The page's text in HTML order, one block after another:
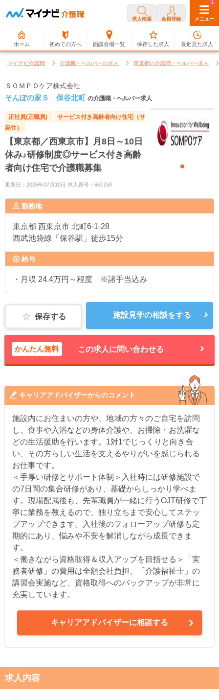
求人検索 会員登録 メニュー
ホーム 初めての方へ 面談会場一覧
0
保存した求人
1
最近見た求人
マイナビ介護職 介護職・ヘルパーの求人 東京都の介護職・ヘルパー求人
ＳＯＭＰＯケア株式会社
そんぽの家Ｓ 保谷北町 の介護職・ヘルパー求人
正社員(正職員)
サービス付き高齢者向け住宅（サ
高住）
【東京都／西東京市】月8日～10日
休み♪研修制度◎サービス付き高齢
者向け住宅で介護職募集
更新日：2026年07月10日 求人番号：661750
勤務地
東京都 西東京市 北町6-1-28
西武池袋線「保谷駅」徒歩15分
給与
・月収 24.4万円～程度 ※諸手当込み
保存する 施設見学の相談をする
かんたん無料 この求人に問い合わせる
キャリアアドバイザーからのコメント
施設内にお住まいの方や、地域の方々のご自宅を訪問
し、食事や入浴などの身体介護や、お掃除・お洗濯な
どの生活援助を行います。1対1でじっくりと向き合
い、その方らしい生活を支えるやりがいを感じられる
お仕事です。
＜手厚い研修とサポート体制＞入社時には研修施設で
の7日間の集合研修があり、基礎からしっかり学べま
す。現場配属後も、先輩職員が一緒に行うOJT研修で丁
寧に業務を教えるので、独り立ちまで安心してステッ
プアップできます。入社後のフォローアップ研修も定
期的にあり、悩みや不安を解消しながら成長できま
す。
＜働きながら資格取得＆収入アップを目指せる＞「実
務者研修」の費用は全額会社負担、「介護福祉士」の
講習会実施など、資格取得へのバックアップが非常に
充実しています。
キャリアアドバイザーに相談する
求人内容